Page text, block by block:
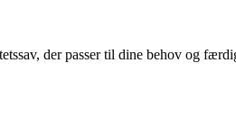
der passer til dine behov og